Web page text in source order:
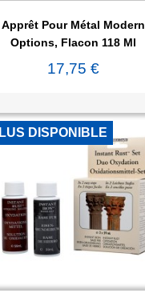
 Aperçu rapide
Apprêt Pour Métal Modern
Options, Flacon 118 Ml
17,75 €
DISPONIBLE